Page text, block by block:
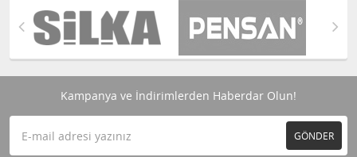
Kampanya ve İndirimlerden Haberdar Olun!
GÖNDER